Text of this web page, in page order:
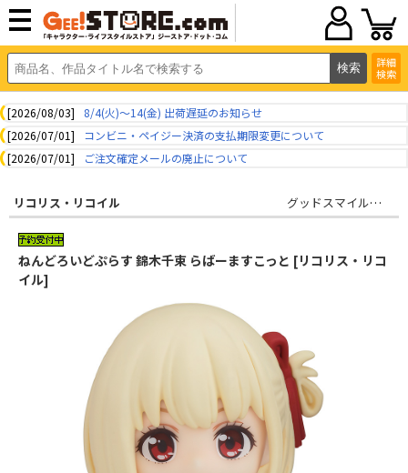
詳細
検索
[2026/08/03]
8/4(火)～14(金) 出荷遅延のお知らせ
[2026/07/01]
コンビニ・ペイジー決済の支払期限変更について
[2026/07/01]
ご注文確定メールの廃止について
リコリス・リコイル グッドスマイルカンパニー
ねんどろいどぷらす 錦木千束 らばーますこっと [リコリス・リコ
イル]